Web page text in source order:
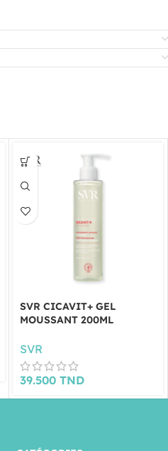
SVR CICAVIT+ GEL
MOUSSANT 200ML
SVR
39.500 TND